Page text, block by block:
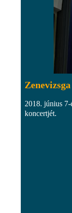
Zenevizsga
2018. június
koncertjét.